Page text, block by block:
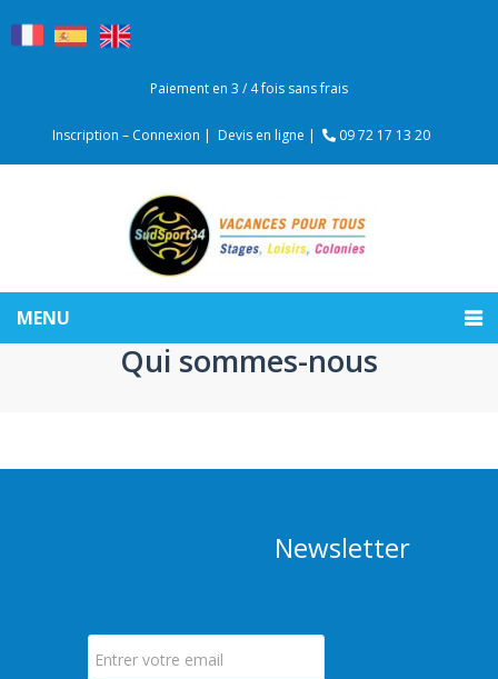
Paiement en 3 / 4 fois sans frais
Inscription – Connexion | Devis en ligne | 09 72 17 13 20
MENU
Qui sommes-nous
Newsletter